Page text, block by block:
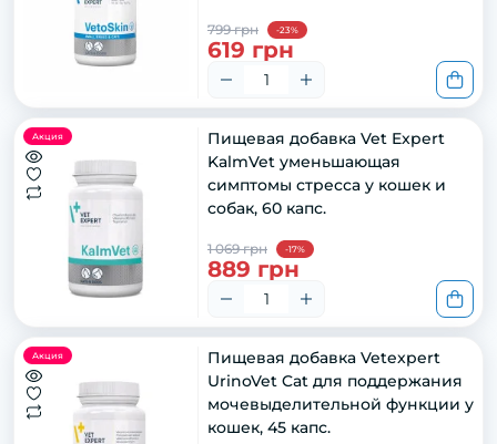
799 грн -23%
619 грн
Акция
Пищевая добавка Vet Expert
KalmVet уменьшающая
симптомы стресса у кошек и
собак, 60 капс.
1 069 грн -17%
889 грн
Акция
Пищевая добавка Vetexpert
UrinoVet Cat для поддержания
мочевыделительной функции у
кошек, 45 капс.